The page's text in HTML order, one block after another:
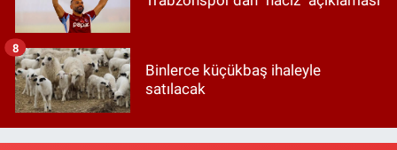
Binlerce küçükbaş ihaleyle
satılacak
8